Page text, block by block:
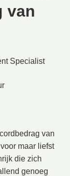
van
Specialist
van
maar liefst
die zich
genoeg